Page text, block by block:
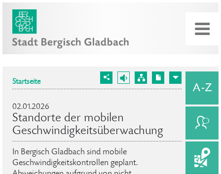
Startseite
02.01.2026
Standorte der mobilen
Geschwindigkeitsüberwachung
In Bergisch Gladbach sind mobile
Geschwindigkeitskontrollen geplant.